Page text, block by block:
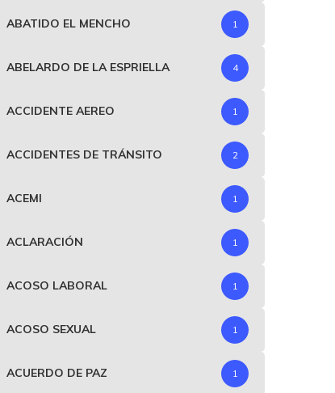
ABATIDO EL MENCHO 1
ABELARDO DE LA ESPRIELLA 4
ACCIDENTE AEREO 1
ACCIDENTES DE TRÁNSITO 2
ACEMI 1
ACLARACIÓN 1
ACOSO LABORAL 1
ACOSO SEXUAL 1
ACUERDO DE PAZ 1